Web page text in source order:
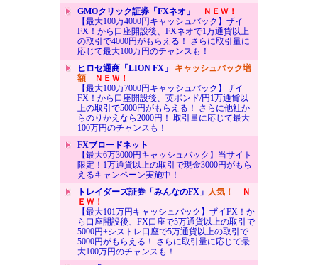
GMOクリック証券「FXネオ」
ＮＥＷ！
【最大100万4000円キャッシュバック】ザイ
FX！から口座開設後、FXネオで1万通貨以上
の取引で4000円がもらえる！ さらに取引量に
応じて最大100万円のチャンスも！
ヒロセ通商「LION FX」 キャッシュバック増
額ＮＥＷ！
【最大100万7000円キャッシュバック】ザイ
FX！から口座開設後、英ポンド/円1万通貨以
上の取引で5000円がもらえる！ さらに他社か
らのりかえなら2000円！ 取引量に応じて最大
100万円のチャンスも！
FXブロードネット
【最大6万3000円キャッシュバック】当サイト
限定！1万通貨以上の取引で現金3000円がもら
えるキャンペーン実施中！
トレイダーズ証券「みんなのFX」 人気！
Ｎ
ＥＷ！
【最大101万円キャッシュバック】ザイFX！か
ら口座開設後、FX口座で5万通貨以上の取引で
5000円+シストレ口座で5万通貨以上の取引で
5000円がもらえる！ さらに取引量に応じて最
大100万円のチャンスも！